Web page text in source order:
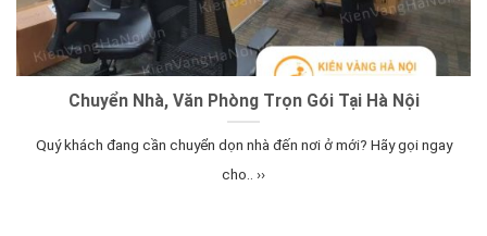
Chuyển Nhà, Văn Phòng Trọn Gói Tại Hà Nội
Quý khách đang cần chuyển dọn nhà đến nơi ở mới? Hãy gọi ngay
cho.. ››